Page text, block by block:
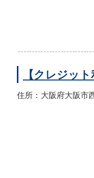
【クレジッ
住所：大阪府大阪市